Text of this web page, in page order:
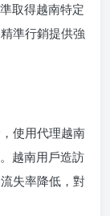
取得越南特定
準行銷提供強
使用代理越南
越南用戶造訪
失率降低，對